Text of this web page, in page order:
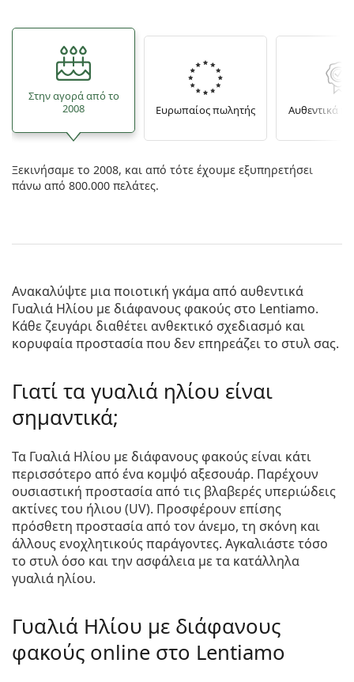
Στην αγορά από το
2008
Ευρωπαίος πωλητής Αυθεντικά
Ξεκινήσαμε το 2008, και από τότε έχουμε εξυπηρετήσει
πάνω από 800.000 πελάτες.
Ανακαλύψτε μια ποιοτική γκάμα από αυθεντικά
Γυαλιά Ηλίου με διάφανους φακούς στο Lentiamo.
Κάθε ζευγάρι διαθέτει ανθεκτικό σχεδιασμό και
κορυφαία προστασία που δεν επηρεάζει το στυλ σας.
Γιατί τα γυαλιά ηλίου είναι
σημαντικά;
Τα Γυαλιά Ηλίου με διάφανους φακούς είναι κάτι
περισσότερο από ένα κομψό αξεσουάρ. Παρέχουν
ουσιαστική προστασία από τις βλαβερές υπεριώδεις
ακτίνες του ήλιου (UV). Προσφέρουν επίσης
πρόσθετη προστασία από τον άνεμο, τη σκόνη και
άλλους ενοχλητικούς παράγοντες. Αγκαλιάστε τόσο
το στυλ όσο και την ασφάλεια με τα κατάλληλα
γυαλιά ηλίου.
Γυαλιά Ηλίου με διάφανους
φακούς online στο Lentiamo